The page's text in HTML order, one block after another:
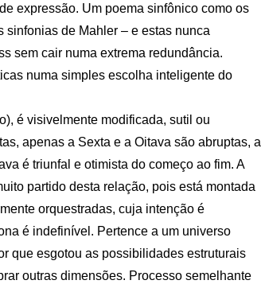
expressão. Um poema sinfônico como os
sinfonias de Mahler – e estas nunca
sem cair numa extrema redundância.
numa simples escolha inteligente do
é visivelmente modificada, sutil ou
apenas a Sexta e a Oitava são abruptas, a
é triunfal e otimista do começo ao fim. A
partido desta relação, pois está montada
orquestradas, cuja intenção é
é indefinível. Pertence a um universo
que esgotou as possibilidades estruturais
outras dimensões. Processo semelhante